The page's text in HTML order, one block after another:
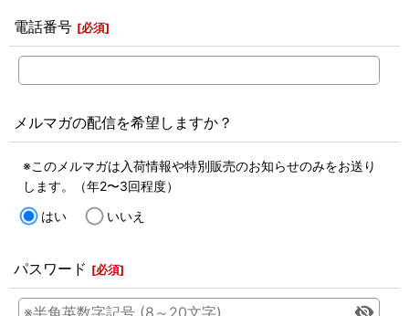
電話番号 [必須]
メルマガの配信を希望しますか？
※このメルマガは入荷情報や特別販売のお知らせのみをお送り
します。（年2〜3回程度）
はい
いいえ
パスワード [必須]